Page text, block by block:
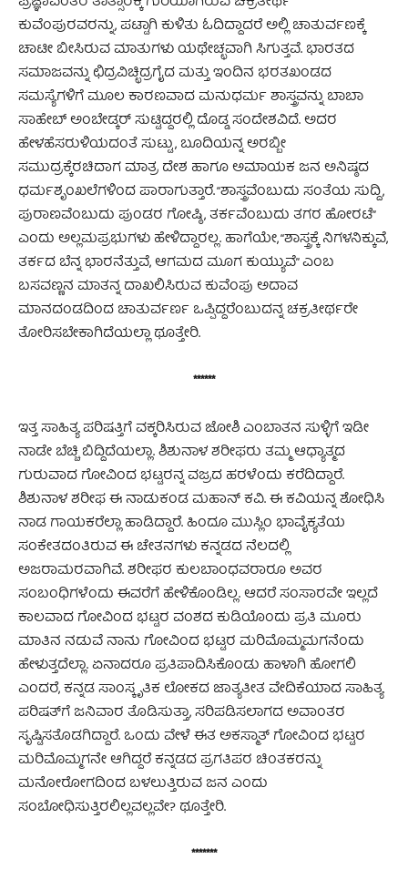
ಕುವೆಂಪುರವರನ್ನು, ಪಟ್ಟಾಗಿ ಕುಳಿತು ಓದಿದ್ದಾದರೆ ಅಲ್ಲಿ ಚಾತುರ್ವಣಕ್ಕೆ
ಚಾಟೀ ಬೀಸಿರುವ ಮಾತುಗಳು ಯಥೇಚ್ಛವಾಗಿ ಸಿಗುತ್ತವೆ. ಭಾರತದ
ಸಮಾಜವನ್ನು ಛಿದ್ರವಿಚ್ಛಿದ್ರಗೈದ ಮತ್ತು ಇಂದಿನ ಭರತಖಂಡದ
ಸಮಸ್ಯೆಗಳಿಗೆ ಮೂಲ ಕಾರಣವಾದ ಮನುಧರ್ಮ ಶಾಸ್ತ್ರವನ್ನು ಬಾಬಾ
ಸಾಹೇಬ್ ಅಂಬೇಡ್ಕರ್ ಸುಟ್ಟಿದ್ದರಲ್ಲಿ ದೊಡ್ಡ ಸಂದೇಶವಿದೆ. ಅದರ
ಹೇಳಹೆಸರುಳಿಯದಂತೆ ಸುಟ್ಟು, ಬೂದಿಯನ್ನ ಅರಬ್ಬೀ
ಸಮುದ್ರಕ್ಕೆರಚಿದಾಗ ಮಾತ್ರ ದೇಶ ಹಾಗೂ ಅಮಾಯಕ ಜನ ಅನಿಷ್ಠದ
ಧರ್ಮಶೃಂಖಲೆಗಳಿಂದ ಪಾರಾಗುತ್ತಾರೆ. “ಶಾಸ್ತ್ರವೆಂಬುದು ಸಂತೆಯ ಸುದ್ದಿ,
ಪುರಾಣವೆಂಬುದು ಪುಂಡರ ಗೋಷ್ಠಿ, ತರ್ಕವೆಂಬುದು ತಗರ ಹೋರಟೆ”
ಎಂದು ಅಲ್ಲಮಪ್ರಭುಗಳು ಹೇಳಿದ್ದಾರಲ್ಲ. ಹಾಗೆಯೇ, “ಶಾಸ್ತ್ರಕ್ಕೆ ನಿಗಳನಿಕ್ಕುವೆ,
ತರ್ಕದ ಬೆನ್ನ ಭಾರನೆತ್ತುವೆ, ಆಗಮದ ಮೂಗ ಕುಯ್ಯುವೆ” ಎಂಬ
ಬಸವಣ್ಣನ ಮಾತನ್ನ ದಾಖಲಿಸಿರುವ ಕುವೆಂಪು ಅದಾವ
ಮಾನದಂಡದಿಂದ ಚಾತುರ್ವರ್ಣ ಒಪ್ಪಿದ್ದರೆಂಬುದನ್ನ ಚಕ್ರತೀರ್ಥರೇ
ತೋರಿಸಬೇಕಾಗಿದೆಯಲ್ಲಾ ಥೂತ್ತೇರಿ.
******
ಇತ್ತ ಸಾಹಿತ್ಯ ಪರಿಷತ್ತಿಗೆ ವಕ್ಕರಿಸಿರುವ ಜೋಶಿ ಎಂಬಾತನ ಸುಳ್ಳಿಗೆ ಇಡೀ
ನಾಡೇ ಬೆಚ್ಚಿ ಬಿದ್ದಿದೆಯಲ್ಲಾ. ಶಿಶುನಾಳ ಶರೀಫರು ತಮ್ಮ ಆಧ್ಯಾತ್ಮದ
ಗುರುವಾದ ಗೋವಿಂದ ಭಟ್ಟರನ್ನ ವಜ್ರದ ಹರಳೆಂದು ಕರೆದಿದ್ದಾರೆ.
ಶಿಶುನಾಳ ಶರೀಫ ಈ ನಾಡುಕಂಡ ಮಹಾನ್ ಕವಿ. ಈ ಕವಿಯನ್ನ ಶೋಧಿಸಿ
ನಾಡ ಗಾಯಕರೆಲ್ಲಾ ಹಾಡಿದ್ದಾರೆ. ಹಿಂದೂ ಮುಸ್ಲಿಂ ಭಾವೈಕ್ಯತೆಯ
ಸಂಕೇತದಂತಿರುವ ಈ ಚೇತನಗಳು ಕನ್ನಡದ ನೆಲದಲ್ಲಿ
ಅಜರಾಮರವಾಗಿವೆ. ಶರೀಫರ ಕುಲಬಾಂಧವರಾರೂ ಅವರ
ಸಂಬಂಧಿಗಳೆಂದು ಈವರೆಗೆ ಹೇಳಿಕೊಂಡಿಲ್ಲ. ಆದರೆ ಸಂಸಾರವೇ ಇಲ್ಲದೆ
ಕಾಲವಾದ ಗೋವಿಂದ ಭಟ್ಟರ ವಂಶದ ಕುಡಿಯೊಂದು ಪ್ರತಿ ಮೂರು
ಮಾತಿನ ನಡುವೆ ನಾನು ಗೋವಿಂದ ಭಟ್ಟರ ಮರಿಮೊಮ್ಮಮಗನೆಂದು
ಹೇಳುತ್ತದೆಲ್ಲಾ. ಏನಾದರೂ ಪ್ರತಿಪಾದಿಸಿಕೊಂಡು ಹಾಳಾಗಿ ಹೋಗಲಿ
ಎಂದರೆ, ಕನ್ನಡ ಸಾಂಸ್ಕೃತಿಕ ಲೋಕದ ಜಾತ್ಯತೀತ ವೇದಿಕೆಯಾದ ಸಾಹಿತ್ಯ
ಪರಿಷತ್‌ಗೆ ಜನಿವಾರ ತೊಡಿಸುತ್ತಾ, ಸರಿಪಡಿಸಲಾಗದ ಅವಾಂತರ
ಸೃಷ್ಟಿಸತೊಡಗಿದ್ದಾರೆ. ಒಂದು ವೇಳೆ ಈತ ಅಕಸ್ಮಾತ್ ಗೋವಿಂದ ಭಟ್ಟರ
ಮರಿಮೊಮ್ಮಗನೇ ಆಗಿದ್ದರೆ ಕನ್ನಡದ ಪ್ರಗತಿಪರ ಚಿಂತಕರನ್ನು
ಮನೋರೋಗದಿಂದ ಬಳಲುತ್ತಿರುವ ಜನ ಎಂದು
ಸಂಬೋಧಿಸುತ್ತಿರಲಿಲ್ಲವಲ್ಲವೇ? ಥೂತ್ತೇರಿ.
*******